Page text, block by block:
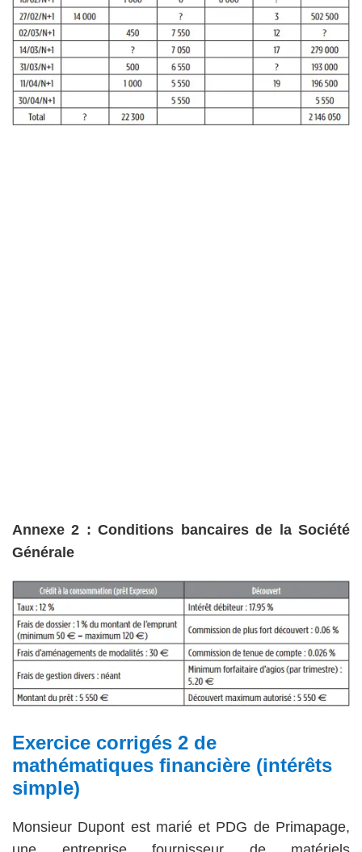
Annexe 2 :Conditions bancaires de la Société
Générale
Exercice corrigés 2 de
mathématiques financière (intérêts
simple)
Monsieur Dupont est marié et PDG de Primapage,